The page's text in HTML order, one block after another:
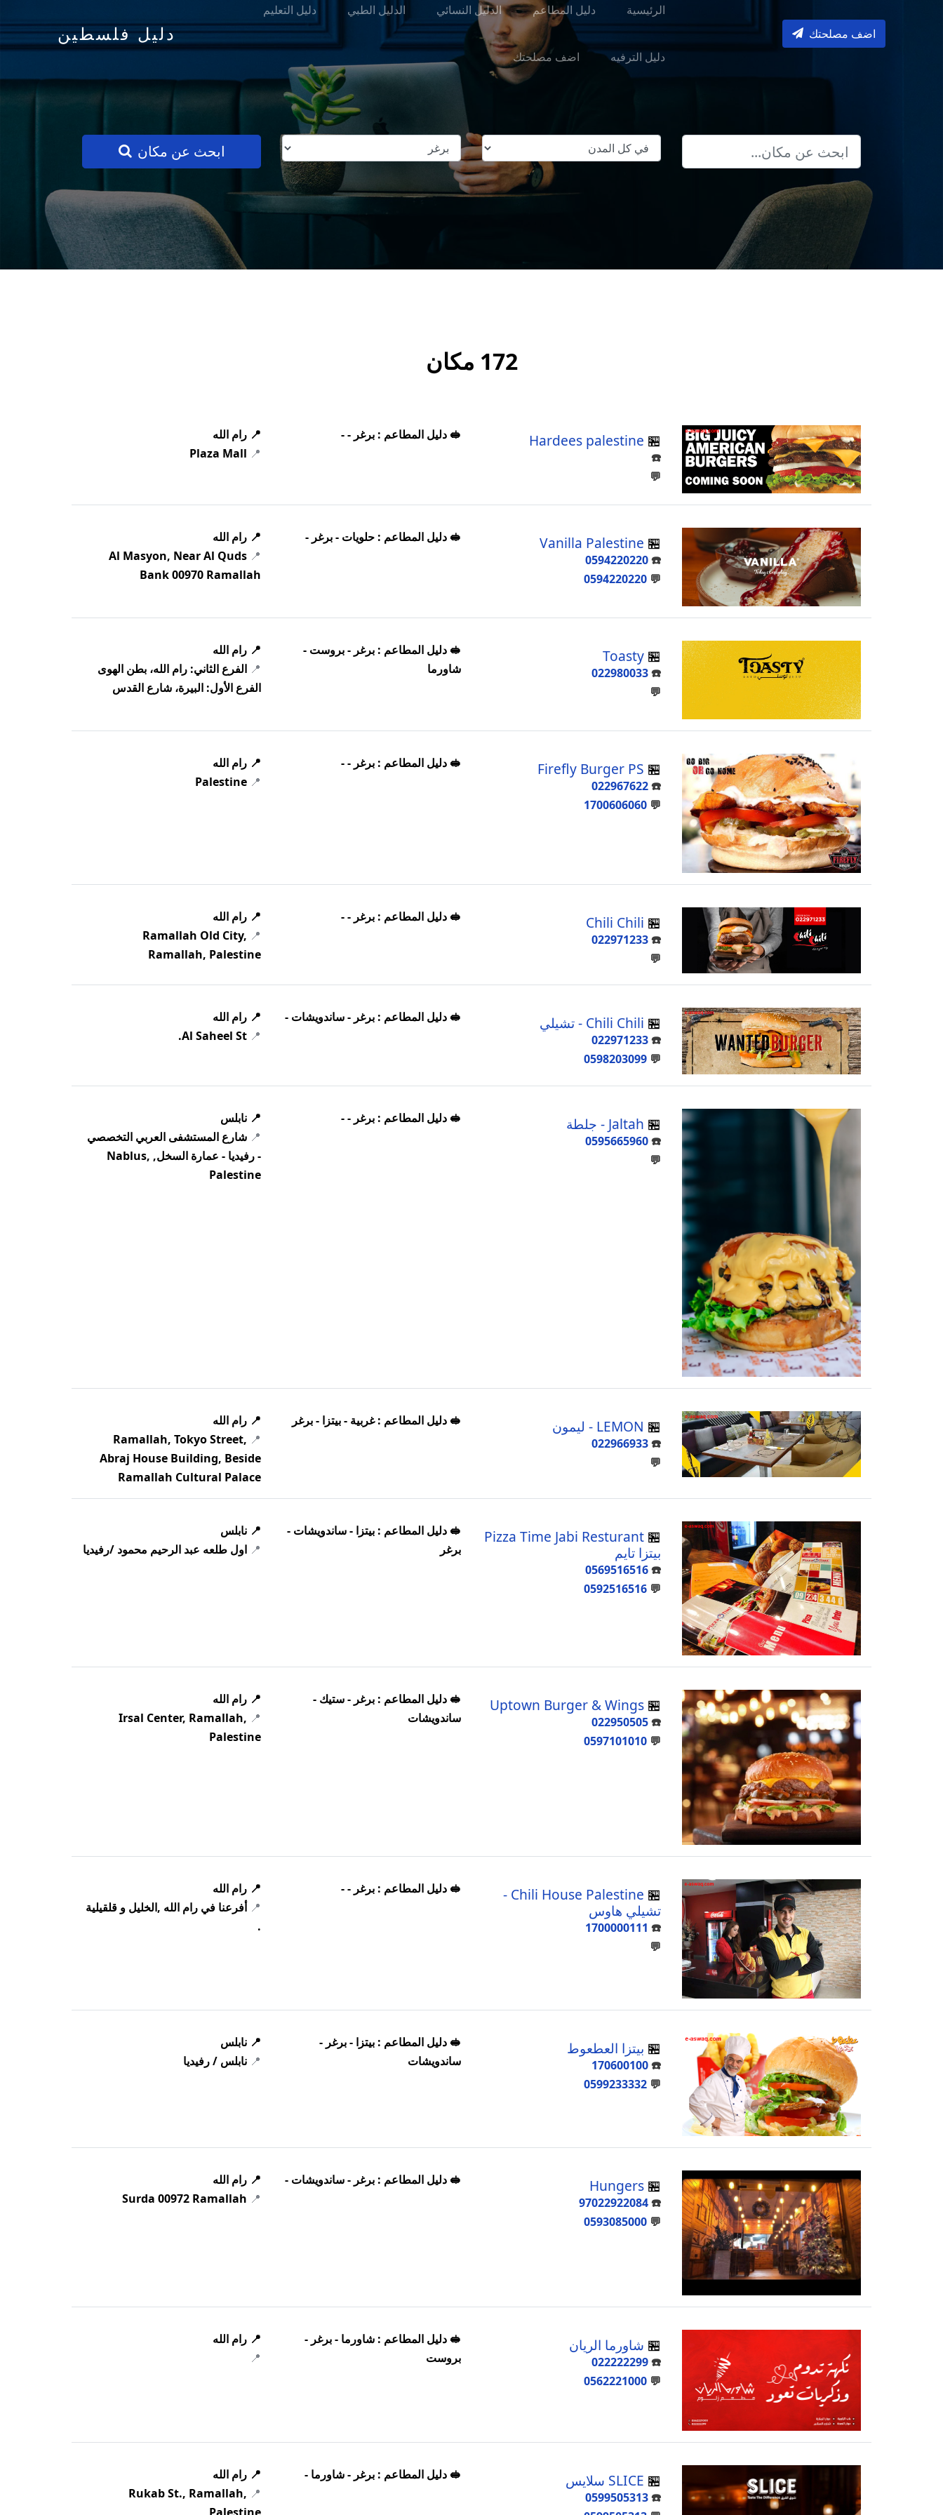
دليل فلسطين
الرئيسية دليل المطاعم الدليل النسائي الدليل الطبي دليل التعليم
دليل الترفيه اضف مصلحتك
اضف مصلحتك
ابحث عن مكان
172 مكان
🏪
Hardees palestine
☎️
💬
🥪 دليل المطاعم : برغر - -
📍 رام الله
📍
Plaza Mall
🏪
Vanilla Palestine
☎️
0594220220
💬
0594220220
🥪 دليل المطاعم : حلويات - برغر -
📍 رام الله
📍
Al Masyon, Near Al Quds
Bank 00970 Ramallah
🏪
Toasty
☎️
022980033
💬
🥪 دليل المطاعم : برغر - بروست -
شاورما
📍 رام الله
📍 الفرع الثاني: رام الله، بطن الهوى
الفرع الأول: البيرة، شارع القدس
🏪
Firefly Burger PS
☎️
022967622
💬
1700606060
🥪 دليل المطاعم : برغر - -
📍 رام الله
📍
Palestine
🏪
Chili Chili
☎️
022971233
💬
🥪 دليل المطاعم : برغر - -
📍 رام الله
📍
Ramallah Old City,
Ramallah, Palestine
🏪 Chili Chili - تشيلي
☎️
022971233
💬
0598203099
🥪 دليل المطاعم : برغر - ساندويشات -
📍 رام الله
📍
Al Saheel St.
🏪 Jaltah - جلطة
☎️
0595665960
💬
🥪 دليل المطاعم : برغر - -
📍 نابلس
📍 شارع المستشفى العربي التخصصي
- رفيديا - عمارة السخل, Nablus,
Palestine
🏪 LEMON - ليمون
☎️
022966933
💬
🥪 دليل المطاعم : غربية - بيتزا - برغر
📍 رام الله
📍
Ramallah, Tokyo Street,
Abraj House Building, Beside
Ramallah Cultural Palace
🏪
Pizza Time Jabi Resturant
بيتزا تايم
☎️
0569516516
💬
0592516516
🥪 دليل المطاعم : بيتزا - ساندويشات -
برغر
📍 نابلس
📍 اول طلعه عبد الرحيم محمود /رفيديا
🏪
Uptown Burger & Wings
☎️
022950505
💬
0597101010
🥪 دليل المطاعم : برغر - ستيك -
ساندويشات
📍 رام الله
📍
Irsal Center, Ramallah,
Palestine
🏪
Chili House Palestine -
تشيلي هاوس
☎️
1700000111
💬
🥪 دليل المطاعم : برغر - -
📍 رام الله
📍أفرعنا في رام الله ,الخليل و قلقيلية
.
🏪 بيتزا العطعوط
☎️
170600100
💬
0599233332
🥪 دليل المطاعم : بيتزا - برغر -
ساندويشات
📍 نابلس
📍 نابلس / رفيديا
🏪
Hungers
☎️
97022922084
💬
0593085000
🥪 دليل المطاعم : برغر - ساندويشات -
📍 رام الله
📍
Surda 00972 Ramallah
🏪 شاورما الريان
☎️
022222299
💬
0562221000
🥪 دليل المطاعم : شاورما - برغر -
بروست
📍 رام الله
📍
🏪 SLICE سلايس
☎️
0599505313
🥪 دليل المطاعم : برغر - شاورما -
📍 رام الله
📍
Rukab St., Ramallah,